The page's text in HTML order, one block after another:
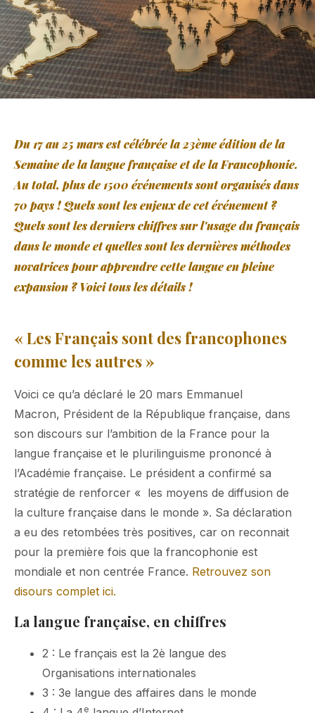
Du 17 au 25 mars est célébrée la 23ème édition de la
Semaine de la langue française et de la Francophonie.
Au total, plus de 1500 événements sont organisés dans
70 pays ! Quels sont les enjeux de cet événement ?
Quels sont les derniers chiffres sur l'usage du français
dans le monde et quelles sont les dernières méthodes
novatrices pour apprendre cette langue en pleine
expansion ? Voici tous les détails !
« Les Français sont des francophones
comme les autres »
Voici ce qu’a déclaré le 20 mars Emmanuel
Macron, Président de la République française, dans
son discours sur l’ambition de la France pour la
langue française et le plurilinguisme prononcé à
l’Académie française. Le président a confirmé sa
stratégie de renforcer « les moyens de diffusion de
la culture française dans le monde ». Sa déclaration
a eu des retombées très positives, car on reconnait
pour la première fois que la francophonie est
mondiale et non centrée France. Retrouvez son
disours complet ici.
La langue française, en chiffres
2 : Le français est la 2è langue des
Organisations internationales
3 : 3e langue des affaires dans le monde
e